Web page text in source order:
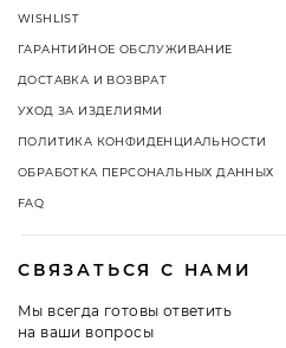
WISHLIST
ГАРАНТИЙНОЕ ОБСЛУЖИВАНИЕ
ДОСТАВКА И ВОЗВРАТ
УХОД ЗА ИЗДЕЛИЯМИ
ПОЛИТИКА КОНФИДЕНЦИАЛЬНОСТИ
ОБРАБОТКА ПЕРСОНАЛЬНЫХ ДАННЫХ
FAQ
СВЯЗАТЬСЯ С НАМИ
Мы всегда готовы ответить
на ваши вопросы